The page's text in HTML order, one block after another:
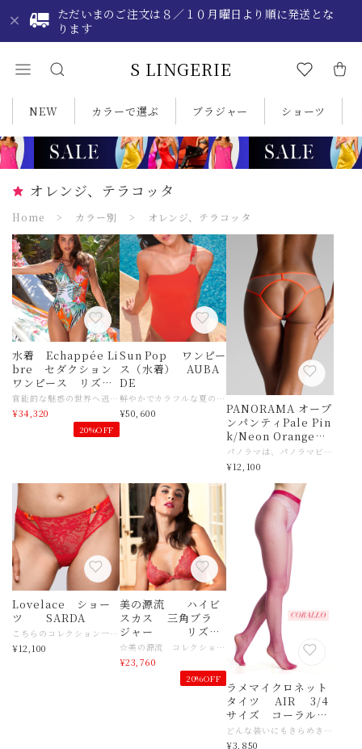
ただいまのご注文は８／１０月曜日より順に発送とな
ります
S LINGERIE
NEW カラーで選ぶ ブラジャー ショーツ
オレンジ、テラコッタ
Home カラー別 オレンジ、テラコッタ
水着 Echappée Li
bre セダクション
ワンピース リズ
シャルメル
官能的な魅惑の世界へ逃避行 リズ・シャルメルと一緒に神秘的な愛に溢れた熱帯雨林を征服しに行きましょう♡ 熱帯植物のモチーフと華やかな色とりどりの花々、 アニマルモチーフをあしらったラグジュアリーな水着が、 平凡な日常から真の地上の楽園へとエレガントに誘います。 エシャペリブレコレクションで、未知を発見する真の冒険を体験して。 ☆水着 Echappée Tropicコレクション一覧はこちら https://www.slingerie.shop/categories/6415136 シルエットを整え、洗練させるワンピース水着。 高級マイクロファイバーをプリントしたバックレススタイルで 前身頃は総裏地付き。 バスト下はゴムでサポート。フロントは深いVネックラインで、 ゴールドの小さなビーズがあしらわれた細いストラップでホールドされています。 ストラップの先端にはスパゲッティ・タイとゴールドのビーズがあしらわれています。 あなたを地上の楽園へと誘うワンピース水着♡ トロピカルな植物プリント、カラフルな花々、アニマルモチーフの完璧な組み合わせが、 あなたを真の夏の冒険へと駆り立てるでしょう。 エシャペリブレ水着で未知なる世界を発見しましょう♡ アンダーワイヤーなしのノンパデッドカップ。 高めのトライアングルカットがバストの自然な形を強調します。 カップ下の幅広ゴムでバストを優しくサポート ハイカットのヒップが脚を長く見せます。 深いバックネックラインは背中を完全にフリーにし、 完璧な日焼けを演出。 センターシームでフィット感抜群 水着の前身頃には裏地が施されているので、着心地がよく、透けにくく 水着の生地は速乾性に優れています♡ 【商品名】リズシャルメル 水着Echappée Libre セダクションワンピース 【サイズ】フランスサイズ １サイズ 日本サイズ目安 １→アンダー７０目安 ☆サイズ感がご不明な場合は、どうぞ店舗へお問い合わせくださいませ 国産目安より、少しゆったりめです。 【素材】ナイロン、ポリウレタン、ポリエステル 【色】 Echappée Tropic 【ご注意事項】 インポート商品になりますので少しゆったりめです。 モニターの発色の具合によって実際のものと色が異なる場合がございます。 お洗濯によって色落ちする場合があります。単品でお洗濯をお勧めしてます 【その他商品説明】 フランスを代表する一流ブランド 【リズシャルメル】 目を見張るほどに繊細なレースは高貴な印象とステイタスを演出。 リズ シャルメル社は 1953 年にフランス第三の都市リヨンに創業しました。 商標である LISE CHARMEL(リズ シャルメル)の CHARMEL はフランス語の CHARME(シャルム:魅力、英語のチャーム)から生まれた造語。 LISE は創業者の愛する女性の名前でした。(彼女は創業者の夫人となりました) 1975 年に現在の社長である JacquesDAUMAL が経営者となりました。 以来現在に至るまでクリエイティブで着け心地がよく、 洗練されてエレガントでありながら手の届く範囲の価格帯の商品を提供すべく、 努力を重ねてきました。 フランスのオートクチュールの伝統に裏打ちされた高度な縫製テクニックに加えて、 常にモードの流れを意識し、 アウターの流行に連動したカラー、ショーツのカット、デザインを取り入れています。 パリのギャラリーラファイエット、プランタンデパートでは、 常に売上の 1、2 位を占めるフランスを代表するブランドです。 フランス国内での売上の 30%以上は男性によるものです。 バレンタインやクリスマスシーズンには多くの男性が パートナーの女性にリズシャルメルを贈っています。 プロフェッショナルの間でシャルメルが評価されているのは、 レースの開発力と細かいディテールに及ぶデザイン力です。 豪華なギピュールストレッチレース、モチーフの大きな多色使いのブロードレース、 プリントのマイクロチュールの上に刺繍したものなど、常に新しい表現を目指しています。 ショーツやストリングスのバック部分に至るまでデザイナーの細心の注意が払われています。 ヨーロッパの女性向けの下着メーカーとしては最大数のデザイナーを抱えています。 ブラジャー、ショーツ類とお揃いのスリップ、キャミソールなどのランジェリー、 部屋着、ニット類など幅広い商品を提案しています。
¥34,320
20%OFF
Sun Pop ワンピー
ス（水着） AUBA
DE
鮮やかでカラフルな夏のスタイル！ 「Sun Pop」は、トレンドのシルエットと鮮やかなカラーが見事に融合し、 爽やかで大胆な夏を約束します。 グラフィックなデザインが輝きを演出する一方、リブ編みのラインが力強くモダンなスタイルを生み出しています。 アシンメトリーなカットアウトとシャープなチェーンジュエリーのディテールが、このラインならではの個性を際立たせ、洗練された上品な印象を加えています。 「サン・ポップ」は、夏のランジェリーの真髄そのものスイムコレクション！ あなたの夏のワードローブを確実に引き立てる、きらめきのアクセントです。 特長 ● フラットでコントラストの効いたリブ編みが、トレンディなシルエットを演出 ● 力強いグラフィックカット ● 精巧に彫り込まれたシグネチャージュエリーが、フェミニンなアクセントを添える サンポップのアシンメトリー水着（コーラル）は、大胆でモダンな印象を与えます。アシンメトリーなカットが肩のラインを優雅に引き立て、リブ編みの生地とチェーンジュエリーが洗練されたディテールを添えています。 グラフィックなアシンメトリーデザイン モダンなリブ編みの生地 快適なフィット感 シグネチャーのチェーンジュエリー 【商品名】 AUBADE Sun Pop ワンピース（水着） 【サイズ】AUサイズ Sサイズ 日本サイズ目安 Mサイズ目安 【素材】 裏地：ポリエステル85％、エラスタン15％ ニット生地：ポリアミド90％、エラスタン10％ 【色】コーラル 【ご注意事項】 モニターの発色の具合によって実際のものと色が異なる場合がございます。 【その他のブランド紹介】 フランスでは、“オーバドゥをつけた女性はランクアップする”という逸話が生まれるほど、 世界中の女性に愛されるＡＵＢＡＤＥ。 自立した女性をイメージし、 ＡＵＢＡＤＥを纏った女性にもたらす自信により、男性を誘惑の世界へと誘う。 コルセットからスタートしたＡＵＢＡＤＥは、人工的につくりあげた窮屈な補正機能をなくし、ランジェリーは魅惑を引き立たせる正真正銘の武器、の世界観をつくりました。 コルセットのスタートからの知識を大いに生かし、 補正のフィッティング力が備わっているのも、こちらのブランドの特徴です。 “ブラとショーツのカラーを合わせることを提案した最初のランジェリーブランド” とも、言われています♡ 80年代にダンスの世界観からインスパイアされ、最も小さな作品・・タンガをつくり、 またたくまに世の中にタンガ、（日本のＴバック）は広まります。 オーバドゥは、いつも“愛の技法”をコンセプトにしています。 女性にとって最大限魅惑的になるためのゴールは、 自分自身の身体的魅力を高めて、女性らしさを表現、ロマンティックで挑発的、 繊細で大胆であること。 男性にとってのゴールは、自らがパートナーの官能とユーモラスなゲームの犠牲者になること。 纏う人、そしてその纏ったランジェリーを見れる人、どちらにも歓びをもたらすランジェリーがＡＵＢＡＤＥなのです♡
¥50,600
PANORAMA オープ
ンパンティPale Pin
k/Neon Orangeメ
ゾンクローズ
パノラマは、パノラマビューのように縁取られた超軽量ランジェリーで構成されています。肌に溶け込む柔らかなパステルカラー、締め付けずに形を整えるシャープで鮮やかな輪郭。フィルターなし―隠すものなく、裸の感覚を自由に味わえる。親密さを360度見つめる。 透明なパステルカラーのチュールを使用したオープンブリーフ。超薄型蛍光エラスティックがアクセント。軽やかさを増す、当社シグネチャーのハート型バックカット。前面には浮き彫りのメゾン・クロースロゴ。完全な透明感のためにコットン裏地なし。 パノラマコレクション 広角ショットを描くように繊細に構成されています。開放的で繊細、肌と想像力が呼吸できるように計算されています。パノラマビューのように縁取られた、超軽量 PANORAMAは、広角ショットを描くようにランジェリーを構成する 開放的で繊細、肌と想像力が呼吸できるように計算されたデザイン。 超軽量のショーツは、パノラマ風景のように縁取られる。親密さに注がれる360度の視線。 肌に溶け込むパステルカラー、くっきりとした明るい輪郭が、締め付けずに縁取る。その効果は繊細で、グラフィックで、絵画的とも言える。裾は開放的に、何も隠さず、自由を感じる選択をあなたに委ねる。縁取られた愛撫。軽やかな地平線。 PANORAMAコレクション一覧はこちら https://www.slingerie.shop/categories/7172324 【商品名】メゾンクローズ オープンパンティ Pale Pink/Neon Orange 【サイズ】メゾンクローズ Sサイズ 日本サイズ目安 ・Sサイズ→日本M〜Lサイズ目安 ☆サイズ感がご不明な場合は、どうぞ店舗へお問い合わせくださいませ 【素材】ナイロン、ポリウレタン 【色】Pale Pink/Neon Orange 【ご注意事項】 インポート商品になりますので少しゆったりめです。 モニターの発色の具合によって実際のものと色が異なる場合がございます。 【その他商品説明】 2006年創業 大胆さを日常的に愛用するメゾン・クローズ 繊細さで、官能性を開示し、 削ぎ落とされた生地と研ぎ澄まされた形が融合し、 独創的な縫い目が傑作を織り成し、 豊かな味わいの中で、フランス流の誘惑を称える美学が花開くランジェリーブランド 枠にはめられた決まりごとや、 何時何分が何を意味するのかに とらわれることない世界 肌に彫刻を施すかのように、独自のボディアートで生み出されています
¥12,100
Lovelace ショー
ツ SARDA
こちらのコレクション一覧はこちら https://www.slingerie.shop/categories/6537689 【商品名】SARDA Lovelace ショーツ 【サイズ】サルダ XS（３６）サイズ 日本サイズ目安 Mサイズ目安 ☆サイズ感がご不明な場合は、どうぞ店舗へお問い合わせくださいませ 国産目安より、少しゆったりめです。 【素材】ナイロン、ポリウレタン 【色】ハイビスカス 【ご注意事項】 インポート商品になりますので少しゆったりめです。 モニターの発色の具合によって実際のものと色が異なる場合がございます。 【その他商品説明】2024年にブランド名を「Andrés Sardá」から「Sarda」へと変更。 これまでのクラシックな高級感を維持しながらも、 よりエッジの効いたモダンで新たな世代をも 魅了するクリエイティビティへと進化を遂げています。 ✴︎SARDAの前身 アンドレサルダのブランド紹介ブログはこちら https://ameblo.jp/slingerie/entry-12640649165.html 男性の視線ではなく、女性自身のために Sardaの最も核となる哲学は、 「男性を喜ばせるためではなく、 女性が自分自身に自信を持ち、美しく、パワフルであるために服を纏う」 という姿勢です。 Be Bold. Be Daring. Be Sarda. ブランドが掲げるこのスローガンの通り、 妥協しない自立した女性のジャーニー（人生）を祝福し、 そのパワーを点火するためのデザインを追求し続けています。 サステナビリティへのこだわりファストファッションとは一線を画し、 原材料の75%を西ヨーロッパから調達。 職人技による長持ちする品質と、環境に配慮した社会的責任を重視しています
¥12,100
美の源流 ハイビ
スカス 三角ブラ
ジャー リズ
シャルメル
☆美の源流 コレクション一覧はこちら https://www.slingerie.shop/categories/5707584 生命力に満ち暖かなカラーで肌を照らすハイビスカラーが登場♡ モダンで洗練された女性を表現するためにデザインされた煌びやかなライン。 花柄はコード糸と虹色の糸で強調され、浮き彫りと輝きの効果を生み出しています。 ベースの繊細なチュールから透ける肌の美しさが、非常に魅力的で控えめな誘惑をもたらします。 純愛の泉♡ 最も美しいランジェリーで愛を謳歌しましょう。リズ・シャルメルは、魔力、柔らかさ、軽やかさに満ちたロマンティックな官能のシンボル。上質なチュールに施された繊細な花々の豪華な刺繍と輝きが、ピュアな美しさで肌を照らします。魔法にかけられたように花開きます パッドなしのブラが花びらの儚さを纏う。繊細なチュール、繊細な光沢を放つサテン糸で施されたイタリアン・フラワー刺繍、女性らしい曲線を優しい神秘で包み込みます。 【商品名】リズシャルメル 美の源流 三角ブラジャー （パット／ワイヤー無し、一枚布ブラです） フロントホック 【サイズ】フランス Sサイズ 日本サイズ目安 Sサイズ→アンダー７０目安、バスト７２〜８０目安 ☆サイズ感がご不明な場合は、どうぞ店舗へお問い合わせくださいませ 国産目安より、少しゆったりめです。 【素材】ナイロン、ポリエステル、ポリウレタン、コットン 【色】ハイビスカス 【ご注意事項】 インポート商品になりますので少しゆったりめです。 モニターの発色の具合によって実際のものと色が異なる場合がございます。 【その他商品説明】 フランスを代表する一流ブランド 【リズシャルメル】 目を見張るほどに繊細なレースは高貴な印象とステイタスを演出。 リズ シャルメル社は 1953 年にフランス第三の都市リヨンに創業しました。 商標である LISE CHARMEL(リズ シャルメル)の CHARMEL はフランス語の CHARME(シャルム:魅力、英語のチャーム)から生まれた造語。 LISE は創業者の愛する女性の名前でした。(彼女は創業者の夫人となりました) 1975 年に現在の社長である JacquesDAUMAL が経営者となりました。 以来現在に至るまでクリエイティブで着け心地がよく、 洗練されてエレガントでありながら手の届く範囲の価格帯の商品を提供すべく、 努力を重ねてきました。 フランスのオートクチュールの伝統に裏打ちされた高度な縫製テクニックに加えて、 常にモードの流れを意識し、 アウターの流行に連動したカラー、ショーツのカット、デザインを取り入れています。 パリのギャラリーラファイエット、プランタンデパートでは、 常に売上の 1、2 位を占めるフランスを代表するブランドです。 フランス国内での売上の 30%以上は男性によるものです。 バレンタインやクリスマスシーズンには多くの男性が パートナーの女性にリズシャルメルを贈っています。 プロフェッショナルの間でシャルメルが評価されているのは、 レースの開発力と細かいディテールに及ぶデザイン力です。 豪華なギピュールストレッチレース、モチーフの大きな多色使いのブロードレース、 プリントのマイクロチュールの上に刺繍したものなど、常に新しい表現を目指しています。 ショーツやストリングスのバック部分に至るまでデザイナーの細心の注意が払われています。 ヨーロッパの女性向けの下着メーカーとしては最大数のデザイナーを抱えています。 ブラジャー、ショーツ類とお揃いのスリップ、キャミソールなどのランジェリー、 部屋着、ニット類など幅広い商品を提案しています。
¥23,760
20%OFF
ラメマイクロネット
タイツ AIR 3/4
サイズ コーラル
TRASPARENZE どんな装いにもきらめきと洗練をプラスする、 完璧なシルバールレックスマイクロネットタイツ。 ソフトで伸縮性のある素材を使用し、快適なフィット感と洗練された輝きを提供します。 ロゴ入りのソフトなウエストバンドがしっかりフィットし、 マチのシームレスなデザインが滑らかで完璧なルックスを実現。 エレガントなシーンにも、普段のスタイルに華やかさをプラスしたいときにも最適。 【商品名】TRASPARENZE ラメマイクロネットタイツ AIR 【サイズ】trasparenz 1/2, 3/4サイズ 日本サイズ目安 1/2サイズ→M目安 3/4サイズ→L目安 ☆サイズ表も重ねてご覧くださいませ♡ 【素材】ナイロン、エラスタン、ラメ 【色】コーラル 【ご注意事項】モニターの発色の具合によって実際のものと色が異なる場合がございます。 【ブランド紹介】 １９８５年創業のイタリアレッグウェアブランド♡ 高品質で、魅惑的な脚元を作ってくれるTRASPARENZEは日本の大人女性にも 長く愛されています。 常に環境に配慮した迅速なプロセスと価値ある製品を生み出すイタリアレッグウェアの パッションのもと、ファッション性の高い、ストッキング、タイツ、レギンス、ステイアップなどを世界に届けております。
¥3,850